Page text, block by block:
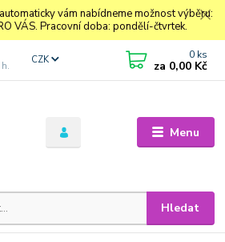
vám nabídneme možnost výběru:
VÁS. Pracovní doba: pondělí-čtvrtek.
Menu
CZK
Hledat
0 ks
za 0,00 Kč